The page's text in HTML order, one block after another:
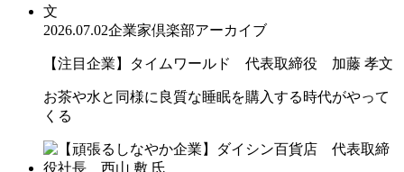
2026.07.02企業家倶楽部アーカイブ
【注目企業】タイムワールド 代表取締役 加藤 孝文
お茶や水と同様に良質な睡眠を購入する時代がやって
くる